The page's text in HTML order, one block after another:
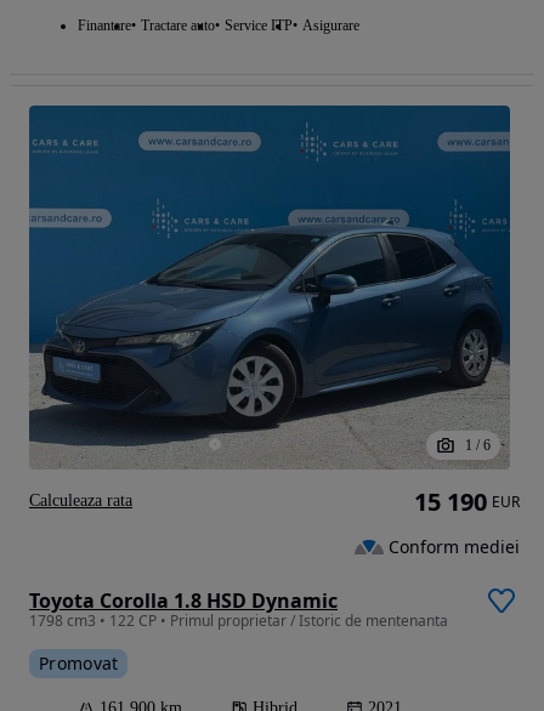
Finantare Tractare auto Service ITP Asigurare
1 / 6
Toyota Corolla 1.8 HSD Dynamic
1798 cm3 • 122 CP • Primul proprietar / Istoric de mentenanta
Promovat
15 190 EUR
Conform mediei
Calculeaza rata